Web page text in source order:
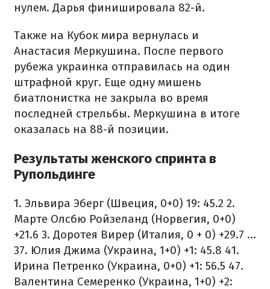
нулем. Дарья финишировала 82-й.
Также на Кубок мира вернулась и
Анастасия Меркушина. После первого
рубежа украинка отправилась на один
штрафной круг. Еще одну мишень
биатлонистка не закрыла во время
последней стрельбы. Меркушина в итоге
оказалась на 88-й позиции.
Результаты женского спринта в
Рупольдинге
1. Эльвира Эберг (Швеция, 0+0) 19: 45.2 2.
Марте Олсбю Ройзеланд (Норвегия, 0+0)
+21.6 3. Доротея Вирер (Италия, 0 + 0) +29.7 ...
37. Юлия Джима (Украина, 1+0) +1: 45.8 41.
Ирина Петренко (Украина, 0+0) +1: 56.5 47.
Валентина Семеренко (Украина, 1+0) +2: